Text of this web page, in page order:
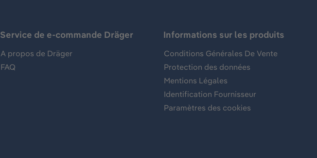
Service de e-commande Dräger
A propos de Dräger
FAQ
Informations sur les produits
Conditions Générales De Vente
Protection des données
Mentions Légales
Identification Fournisseur
Paramètres des cookies